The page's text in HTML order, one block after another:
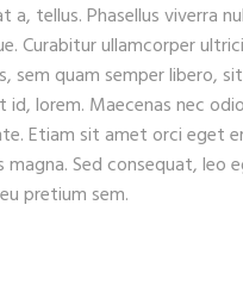
tellus. Phasellus viverra
Curabitur ullamcorper
quam semper libero,
id, lorem. Maecenas nec
Etiam sit amet orci eget
Sed consequat, leo
pretium sem.